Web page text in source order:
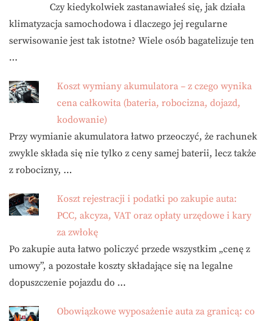
Czy kiedykolwiek zastanawiałeś się, jak działa
klimatyzacja samochodowa i dlaczego jej regularne
serwisowanie jest tak istotne? Wiele osób bagatelizuje ten
…
Koszt wymiany akumulatora – z czego wynika
cena całkowita (bateria, robocizna, dojazd,
kodowanie)
Przy wymianie akumulatora łatwo przeoczyć, że rachunek
zwykle składa się nie tylko z ceny samej baterii, lecz także
z robocizny, …
Koszt rejestracji i podatki po zakupie auta:
PCC, akcyza, VAT oraz opłaty urzędowe i kary
za zwłokę
Po zakupie auta łatwo policzyć przede wszystkim „cenę z
umowy”, a pozostałe koszty składające się na legalne
dopuszczenie pojazdu do …
Obowiązkowe wyposażenie auta za granicą: co